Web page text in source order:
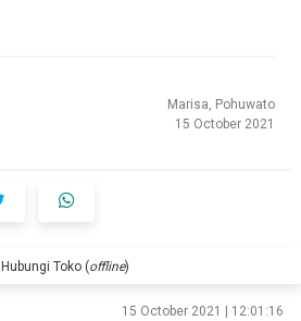
Marisa, Pohuwato
15 October 2021
Hubungi Toko (offline)
15 October 2021 | 12:01:16